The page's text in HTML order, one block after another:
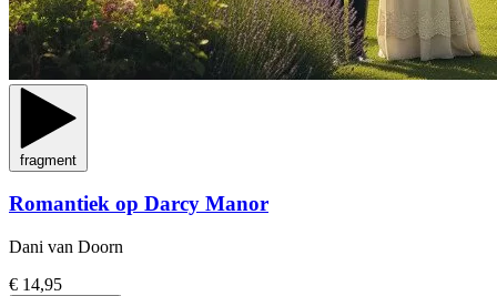
fragment
Romantiek op Darcy Manor
Dani van Doorn
€ 14,95